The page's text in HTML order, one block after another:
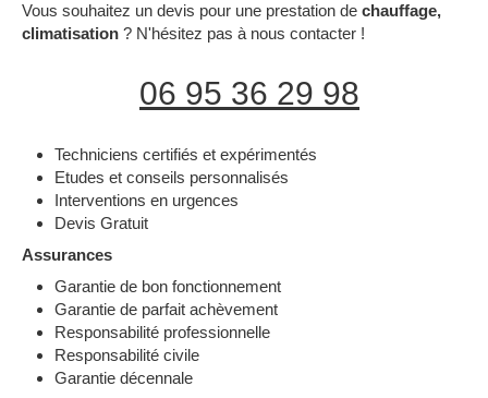
Vous souhaitez un devis pour une prestation de chauffage,
climatisation ? N'hésitez pas à nous contacter !
06 95 36 29 98
Techniciens certifiés et expérimentés
Etudes et conseils personnalisés
Interventions en urgences
Devis Gratuit
Assurances
Garantie de bon fonctionnement
Garantie de parfait achèvement
Responsabilité professionnelle
Responsabilité civile
Garantie décennale